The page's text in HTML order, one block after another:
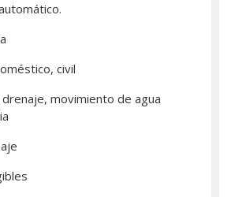
civil
movimiento de agua